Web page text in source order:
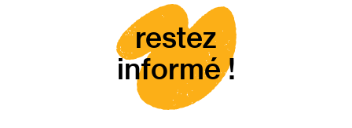
restez
informé !